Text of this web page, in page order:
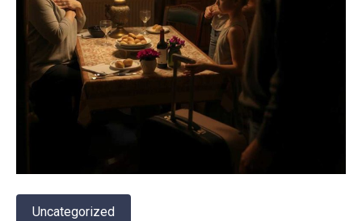
Uncategorized